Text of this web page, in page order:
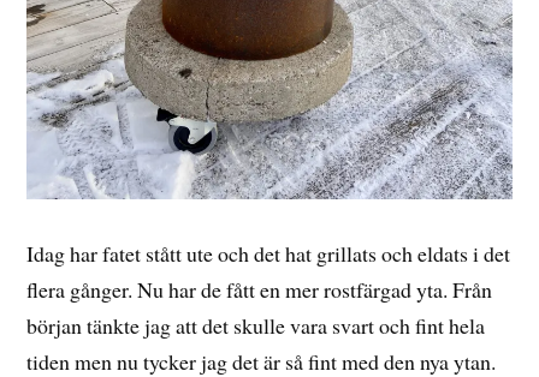
Idag har fatet stått ute och det hat grillats och eldats i det
flera gånger. Nu har de fått en mer rostfärgad yta. Från
början tänkte jag att det skulle vara svart och fint hela
tiden men nu tycker jag det är så fint med den nya ytan.